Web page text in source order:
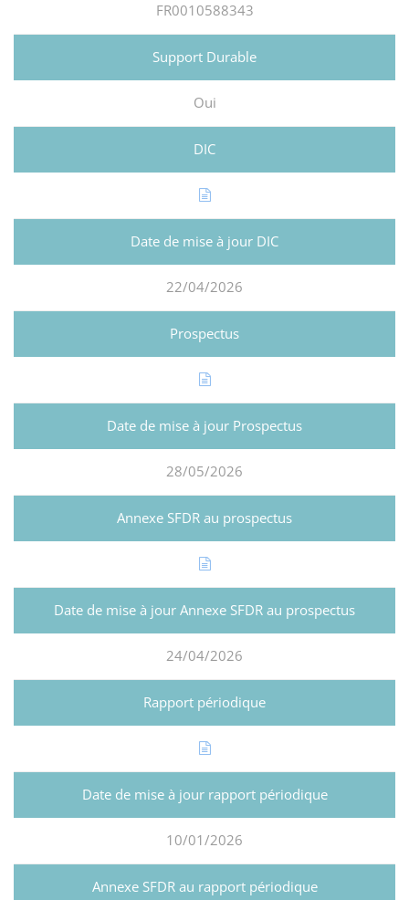
FR0010588343
Oui
22/04/2026
28/05/2026
24/04/2026
10/01/2026